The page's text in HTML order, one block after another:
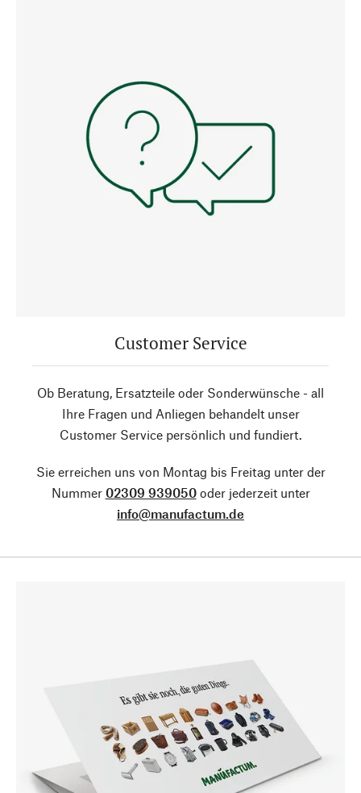
Customer Service
Ob Beratung, Ersatzteile oder Sonderwünsche - all
Ihre Fragen und Anliegen behandelt unser
Customer Service persönlich und fundiert.
Sie erreichen uns von Montag bis Freitag unter der
Nummer 02309 939050oder jederzeit unter
info@manufactum.de